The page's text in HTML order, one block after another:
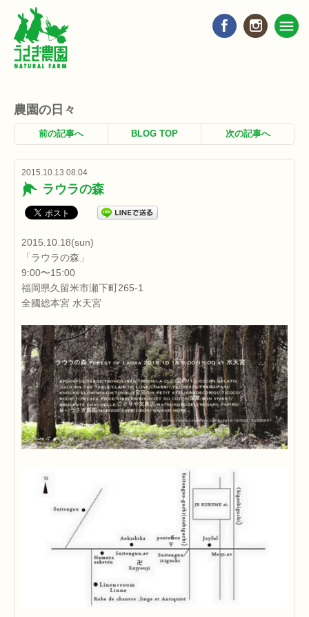
農園の日々
前の記事へ BLOG TOP 次の記事へ
2015.10.13 08:04
ラウラの森
2015.10.18(sun)
「ラウラの森」
9:00〜15:00
福岡県久留米市瀬下町265-1
全國総本宮 水天宮